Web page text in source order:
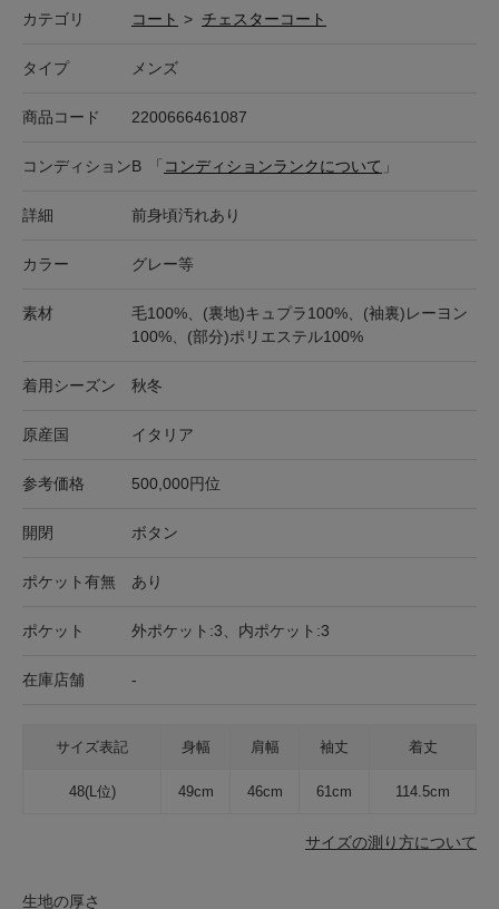
カテゴリ コート > チェスターコート
タイプ メンズ
商品コード 2200666461087
コンディションB 「 コンディションランクについて 」
詳細 前身頃汚れあり
カラー グレー等
素材
毛100%、(裏地)キュプラ100%、(袖裏)レーヨン
100%、(部分)ポリエステル100%
着用シーズン 秋冬
原産国 イタリア
参考価格 500,000円位
開閉 ボタン
ポケット有無 あり
ポケット 外ポケット:3、内ポケット:3
在庫店舗 -
サイズ表記 身幅 肩幅 袖丈 着丈
48(L位) 49cm 46cm 61cm 114.5cm
サイズの測り方について
生地の厚さ